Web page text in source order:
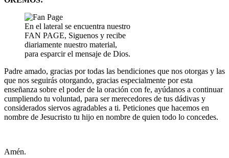
En el lateral se encuentra nuestro
FAN PAGE, Siguenos y recibe
diariamente nuestro material,
para esparcir el mensaje de Dios.
Padre amado, gracias por todas las bendiciones que nos otorgas y las
que nos seguirás otorgando, gracias especialmente por esta
enseñanza sobre el poder de la oración con fe, ayúdanos a continuar
cumpliendo tu voluntad, para ser merecedores de tus dádivas y
considerados siervos agradables a ti. Peticiones que hacemos en
nombre de Jesucristo tu hijo en nombre de quien todo lo concedes.
Amén.